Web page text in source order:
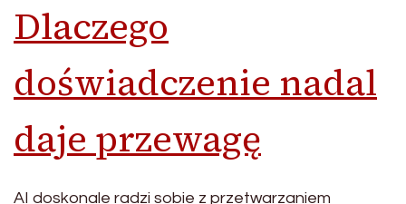
Dlaczego
doświadczenie nadal
daje przewagę
AI doskonale radzi sobie z przetwarzaniem